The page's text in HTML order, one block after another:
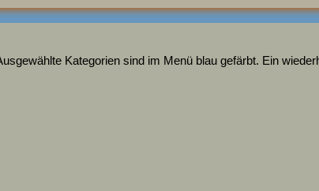
Kategorien sind im Menü blau gefärbt. Ein